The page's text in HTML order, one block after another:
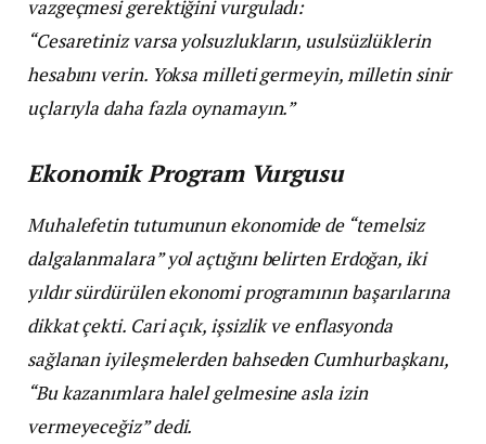
vazgeçmesi gerektiğini vurguladı:
“Cesaretiniz varsa yolsuzlukların, usulsüzlüklerin
hesabını verin. Yoksa milleti germeyin, milletin sinir
uçlarıyla daha fazla oynamayın.”
Ekonomik Program Vurgusu
Muhalefetin tutumunun ekonomide de “temelsiz
dalgalanmalara” yol açtığını belirten Erdoğan, iki
yıldır sürdürülen ekonomi programının başarılarına
dikkat çekti. Cari açık, işsizlik ve enflasyonda
sağlanan iyileşmelerden bahseden Cumhurbaşkanı,
“Bu kazanımlara halel gelmesine asla izin
vermeyeceğiz” dedi.